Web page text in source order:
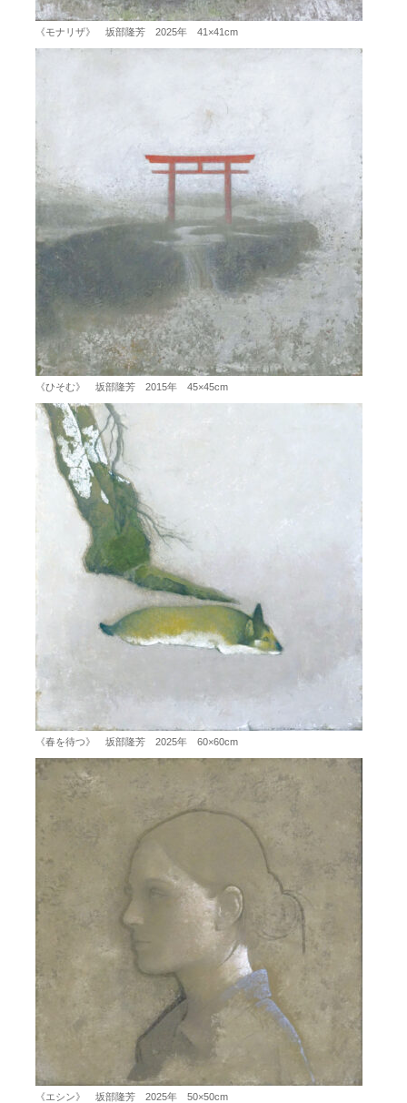
《モナリザ》 坂部隆芳 2025年 41×41cm
《ひそむ》 坂部隆芳 2015年 45×45cm
《春を待つ》 坂部隆芳 2025年 60×60cm
《エシン》 坂部隆芳 2025年 50×50cm